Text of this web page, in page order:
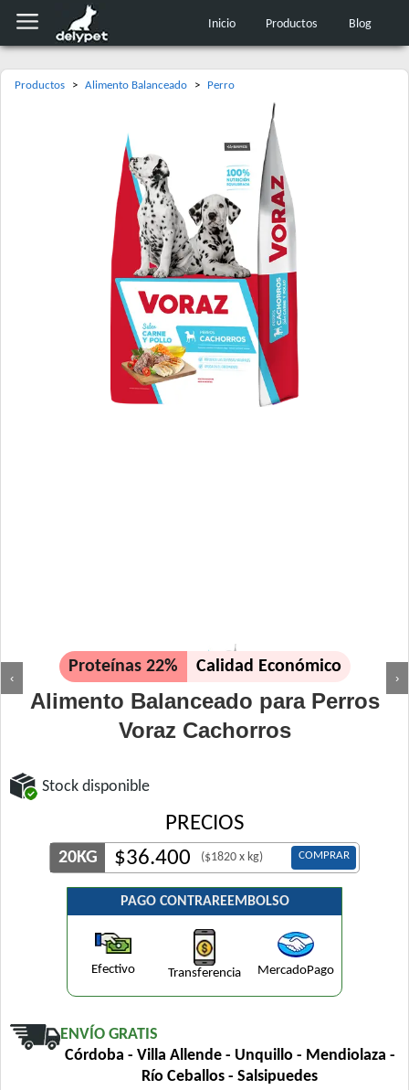
Inicio Productos Blog
Productos > Alimento Balanceado > Perro
‹ ›
Proteínas 22% Calidad Económico
Alimento Balanceado para Perros
Voraz Cachorros
Stock disponible
PRECIOS
20KG $36.400 ($1820 x kg) COMPRAR
PAGO CONTRAREEMBOLSO
Efectivo Transferencia MercadoPago
ENVÍO GRATIS
Córdoba - Villa Allende - Unquillo - Mendiolaza -
Río Ceballos - Salsipuedes